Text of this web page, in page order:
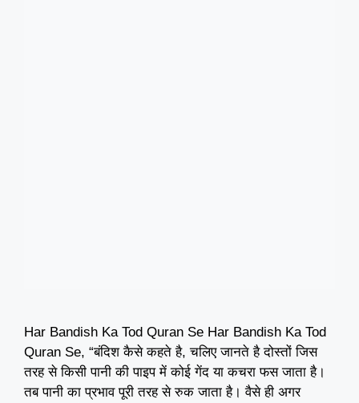
Har Bandish Ka Tod Quran Se Har Bandish Ka Tod
Quran Se, “बंदिश कैसे कहते है, चलिए जानते है दोस्तों जिस
तरह से किसी पानी की पाइप में कोई गेंद या कचरा फस जाता है।
तब पानी का प्रभाव पूरी तरह से रुक जाता है। वैसे ही अगर